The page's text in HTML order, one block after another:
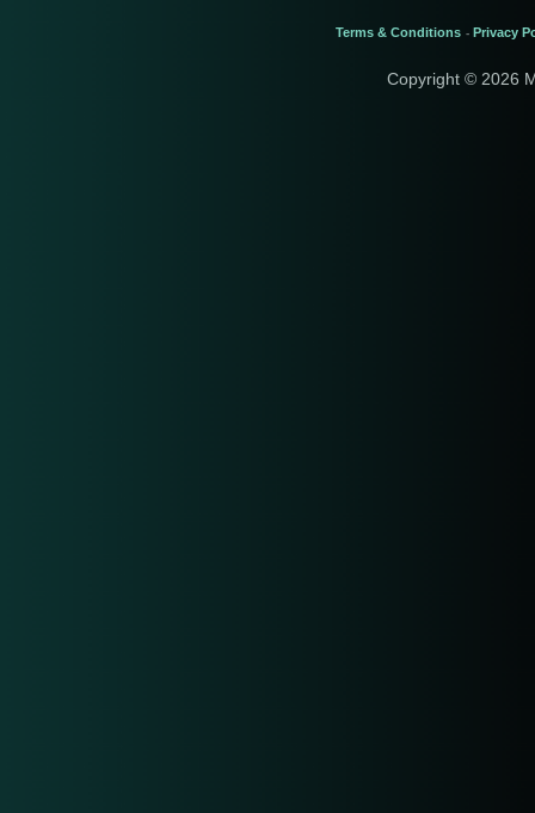
Terms & Conditions - Privacy
Copyright © 2026